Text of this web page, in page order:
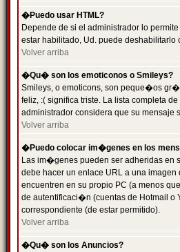
�Puedo usar HTML?
Depende de si el administrador lo
estar habilitado, Ud. puede deshabilitarlo
Volver arriba
�Qu� son los emoticonos o Smileys?
Smileys, o emoticons, son peque�os
feliz, :( significa triste. La lista completa
administrador considera que su mensaje
Volver arriba
�Puedo colocar im�genes en los
Las im�genes pueden ser adheridas en
debe hacer un enlace URL a una
encuentren en su propio PC (a menos
de autentificaci�n (cuentas de Hotmail o
correspondiente (de estar permitido).
Volver arriba
�Qu� son los Anuncios?